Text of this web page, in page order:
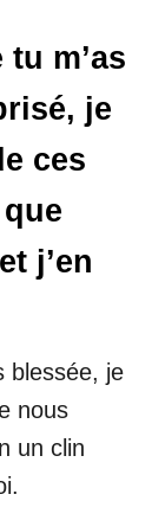
m’as
je
ces
j’en
blessée, je
nous
un clin